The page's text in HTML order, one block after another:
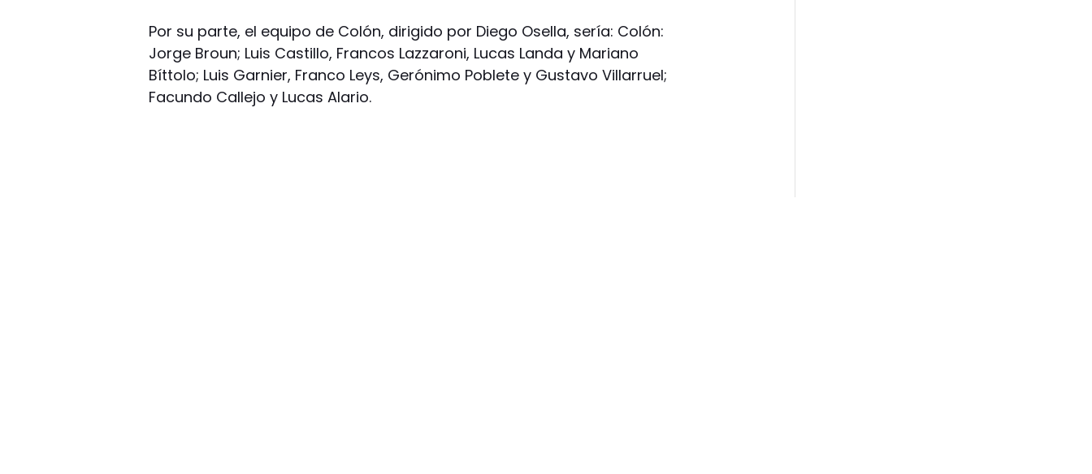
Por su parte, el equipo de Colón, dirigido por Diego Osella, sería: Colón:
Jorge Broun; Luis Castillo, Francos Lazzaroni, Lucas Landa y Mariano
Bíttolo; Luis Garnier, Franco Leys, Gerónimo Poblete y Gustavo Villarruel;
Facundo Callejo y Lucas Alario.